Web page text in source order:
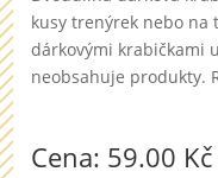
kusy trenýrek nebo na
dárkovými krabičkami
neobsahuje produkty.
Cena: 59.00 Kč